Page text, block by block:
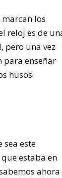
los
reloj es de
pero una vez
para enseñar
husos
sea este
estaba en
ahora